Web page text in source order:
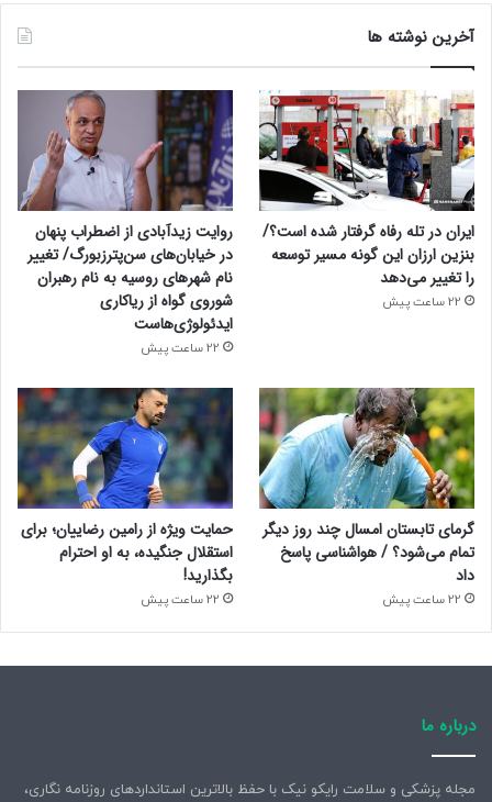
آخرین نوشته ها
ایران در تله رفاه گرفتار شده است؟/
بنزین ارزان این گونه مسیر توسعه
را تغییر می‌دهد
22 ساعت پیش
روایت زیدآبادی از اضطراب پنهان
در خیابان‌های سن‌پترزبورگ/ تغییر
نام شهرهای روسیه به نام رهبران
شوروی گواه از ریاکاری
ایدئولوژی‌هاست
22 ساعت پیش
گرمای تابستان امسال چند روز دیگر
تمام می‌شود؟ / هواشناسی پاسخ
داد
22 ساعت پیش
حمایت ویژه از رامین رضاییان؛ برای
استقلال جنگیده، به او احترام
بگذارید!
22 ساعت پیش
درباره ما
مجله پزشکی و سلامت رایکو نیک با حفظ بالاترین استانداردهای روزنامه نگاری،